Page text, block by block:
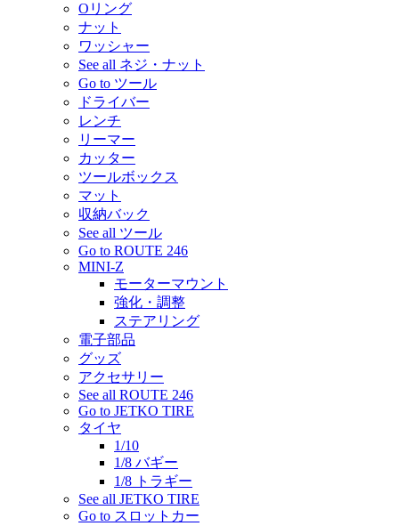
Oリング
ナット
ワッシャー
See all ネジ・ナット
Go to ツール
ドライバー
レンチ
リーマー
カッター
ツールボックス
マット
収納バック
See all ツール
Go to ROUTE 246
MINI-Z
モーターマウント
強化・調整
ステアリング
電子部品
グッズ
アクセサリー
See all ROUTE 246
Go to JETKO TIRE
タイヤ
1/10
1/8 バギー
1/8 トラギー
See all JETKO TIRE
Go to スロットカー